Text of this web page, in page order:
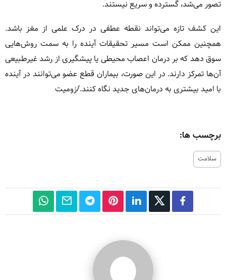
تصور می‌شد، گسترده و سریع نیستند.
این کشف تازه می‌تواند نقطه عطفی در درک علمی از مغز باشد.
همچنین ممکن است مسیر تحقیقات آینده را به سمت روش‌هایی
سوق دهد که بر درمان اعصاب محیطی یا پیشگیری از رشد غیرطبیعی
آن‌ها تمرکز دارند. در این صورت، بیماران قطع عضو می‌توانند در آینده
با امید بیشتری به درمان‌های جدید نگاه کنند./زومیت
برچسب ها:
سلامت